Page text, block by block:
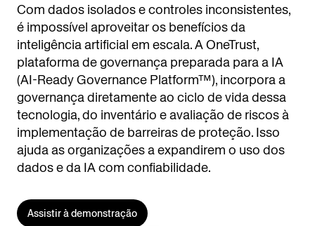
Com dados isolados e controles inconsistentes,
é impossível aproveitar os benefícios da
inteligência artificial em escala. A OneTrust,
plataforma de governança preparada para a IA
(AI-Ready Governance Platform™), incorpora a
governança diretamente ao ciclo de vida dessa
tecnologia, do inventário e avaliação de riscos à
implementação de barreiras de proteção. Isso
ajuda as organizações a expandirem o uso dos
dados e da IA com confiabilidade.
Assistir à demonstração